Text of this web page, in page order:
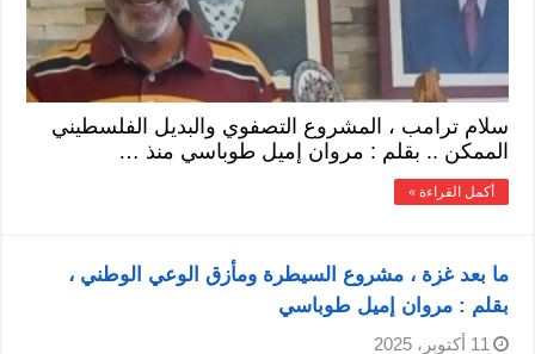
سلام ترامب ، المشروع التصفوي والبديل الفلسطيني
الممكن .. بقلم : مروان إميل طوباسي منذ …
أكمل القراءة »
ما بعد غزة ، مشروع السيطرة ومأزق الوعي الوطني ،
بقلم : مروان إميل طوباسي
11 أكتوبر، 2025